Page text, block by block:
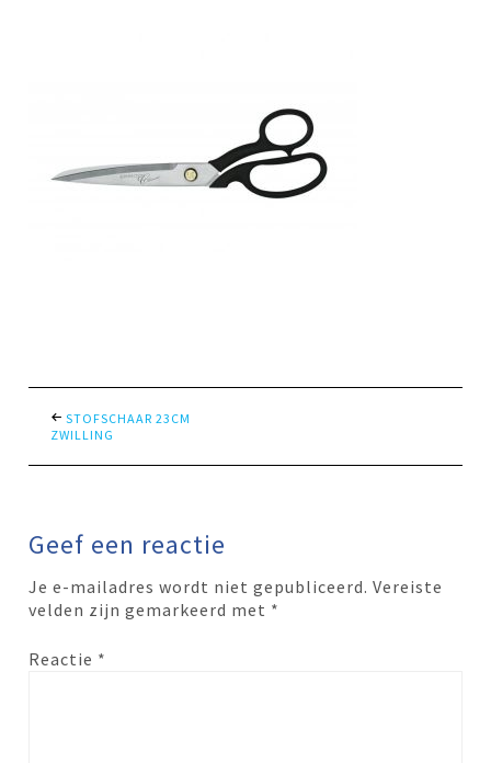
STOFSCHAAR 23CM
ZWILLING
Geef een reactie
Je e-mailadres wordt niet gepubliceerd. Vereiste
velden zijn gemarkeerd met *
Reactie *